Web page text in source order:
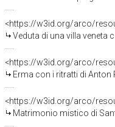
<https://w3id.org/arco/
Veduta di una villa veneta
<https://w3id.org/arco/
Erma con i ritratti di Anton
<https://w3id.org/arco/
Matrimonio mistico di Santa Caterina